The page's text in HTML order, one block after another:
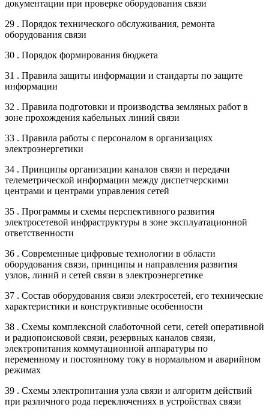
документации при проверке оборудования связи
29 . Порядок технического обслуживания, ремонта
оборудования связи
30 . Порядок формирования бюджета
31 . Правила защиты информации и стандарты по защите
информации
32 . Правила подготовки и производства земляных работ в
зоне прохождения кабельных линий связи
33 . Правила работы с персоналом в организациях
электроэнергетики
34 . Принципы организации каналов связи и передачи
телеметрической информации между диспетчерскими
центрами и центрами управления сетей
35 . Программы и схемы перспективного развития
электросетевой инфраструктуры в зоне эксплуатационной
ответственности
36 . Современные цифровые технологии в области
оборудования связи, принципы и направления развития
узлов, линий и сетей связи в электроэнергетике
37 . Состав оборудования связи электросетей, его технические
характеристики и конструктивные особенности
38 . Схемы комплексной слаботочной сети, сетей оперативной
и радиопоисковой связи, резервных каналов связи,
электропитания коммутационной аппаратуры по
переменному и постоянному току в нормальном и аварийном
режимах
39 . Схемы электропитания узла связи и алгоритм действий
при различного рода переключениях в устройствах связи